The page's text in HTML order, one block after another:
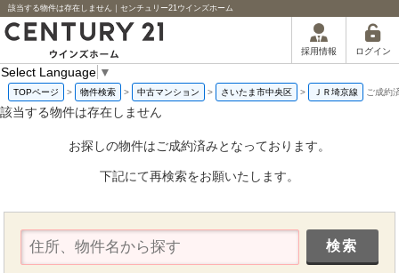
該当する物件は存在しません｜センチュリー21ウインズホーム
採用情報 ログイン
Select Language ▼
TOPページ > 物件検索 > 中古マンション > さいたま市中央区 > ＪＲ埼京線 ご成約
該当する物件は存在しません
お探しの物件はご成約済みとなっております。
下記にて再検索をお願いたします。